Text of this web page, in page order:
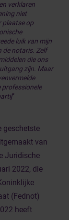
verklaren
niet
plaatse op
luik van mijn
de notaris. Zelf
die ons
zijn. Maar
professionele
”
geschetste
van
Juridische
2022, die
(Fednot)
heeft